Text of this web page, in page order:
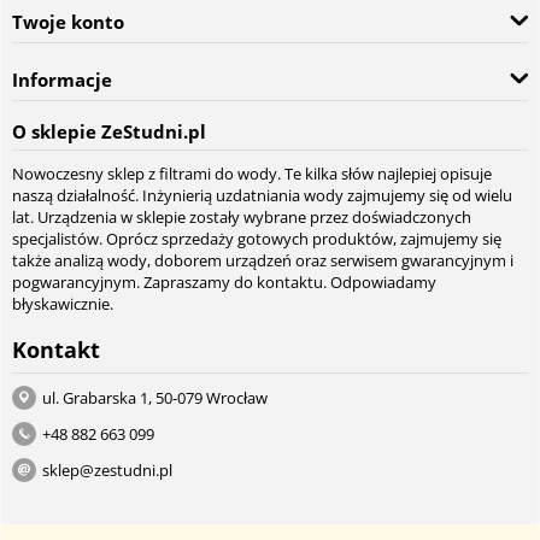
Twoje konto
Informacje
O sklepie ZeStudni.pl
Nowoczesny sklep z filtrami do wody. Te kilka słów najlepiej opisuje
naszą działalność. Inżynierią uzdatniania wody zajmujemy się od wielu
lat. Urządzenia w sklepie zostały wybrane przez doświadczonych
specjalistów. Oprócz sprzedaży gotowych produktów, zajmujemy się
także analizą wody, doborem urządzeń oraz serwisem gwarancyjnym i
pogwarancyjnym. Zapraszamy do kontaktu. Odpowiadamy
błyskawicznie.
Kontakt
ul. Grabarska 1, 50-079 Wrocław
+48 882 663 099
sklep@zestudni.pl